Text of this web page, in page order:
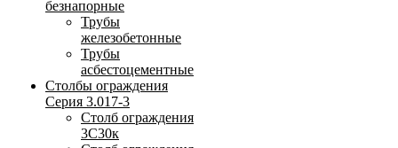
безнапорные
Трубы
железобетонные
Трубы
асбестоцементные
Столбы ограждения
Серия 3.017-3
Столб ограждения
3С30к